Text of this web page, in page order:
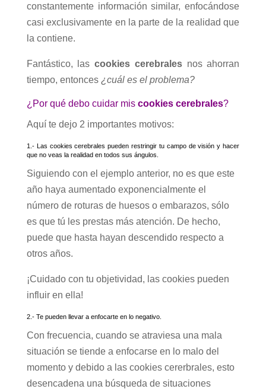
constantemente información similar, enfocándose
casi exclusivamente en la parte de la realidad que
la contiene.
Fantástico, lascookies cerebralesnos ahorran
tiempo, entonces¿cuál es el problema?
¿Por qué debo cuidar mis cookies cerebrales?
Aquí te dejo 2 importantes motivos:
1.- Las cookies cerebrales pueden restringir tu campo de visión y hacer
que no veas la realidad en todos sus ángulos.
Siguiendo con el ejemplo anterior, no es que este
año haya aumentado exponencialmente el
número de roturas de huesos o embarazos, sólo
es que tú les prestas más atención. De hecho,
puede que hasta hayan descendido respecto a
otros años.
¡Cuidado con tu objetividad, las cookies pueden
influir en ella!
2.- Te pueden llevar a enfocarte en lo negativo.
Con frecuencia, cuando se atraviesa una mala
situación se tiende a enfocarse en lo malo del
momento y debido a las cookies cererbrales, esto
desencadena una búsqueda de situaciones